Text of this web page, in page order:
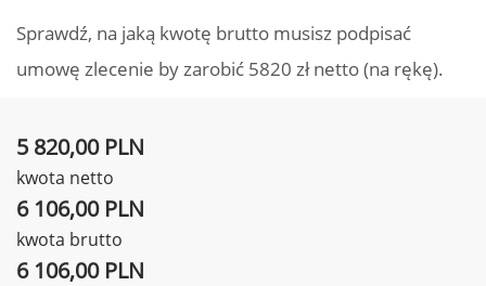
Sprawdź, na jaką kwotę brutto musisz podpisać
umowę zlecenie by zarobić 5820 zł netto (na rękę).
5 820,00 PLN
kwota netto
6 106,00 PLN
kwota brutto
6 106,00 PLN